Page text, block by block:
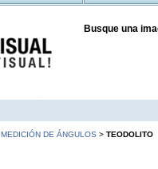
Busque una
MEDICIÓN DE ÁNGULOS > TEODOLITO